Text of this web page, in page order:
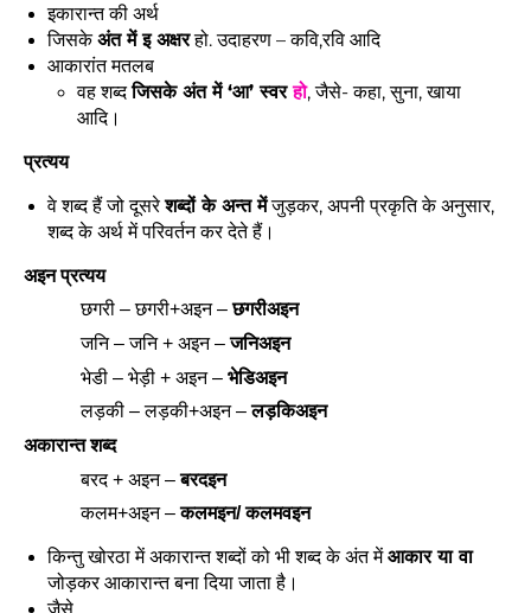
इकारान्त की अर्थ
जिसकेअंत में इ अक्षरहो. उदाहरण – कवि,रवि आदि
आकारांत मतलब
वह शब्दजिसके अंत में ‘आ’ स्वरहो, जैसे- कहा, सुना, खाया
आदि।
प्रत्यय
वे शब्द हैं जो दूसरेशब्दों के अन्त मेंजुड़कर, अपनी प्रकृति के अनुसार,
शब्द के अर्थ में परिवर्तन कर देते हैं।
अइन प्रत्यय
छगरी – छगरी+अइन –छगरीअइन
जनि – जनि + अइन –जनिअइन
भेडी – भेड़ी + अइन – भेडिअइन
लड़की – लड़की+अइन –लड़किअइन
अकारान्त शब्द
बरद + अइन –बरदइन
कलम+अइन –कलमइन/ कलमवइन
किन्तु खोरठा में अकारान्त शब्दों को भी शब्द के अंत मेंआकार या वा
जोड़कर आकारान्त बना दिया जाता है।